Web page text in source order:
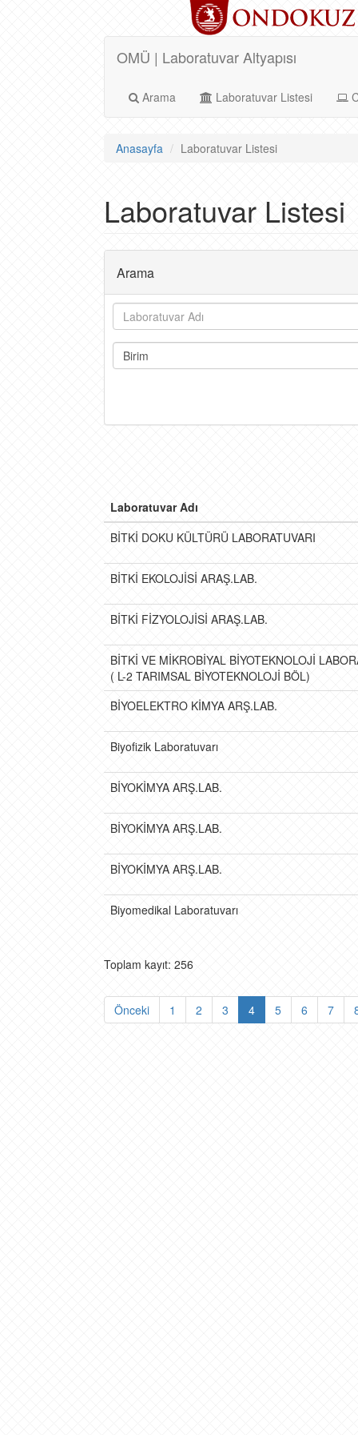
OMÜ | Laboratuvar Altyapısı
Arama Laboratuvar Listesi
Anasayfa Laboratuvar Listesi
Laboratuvar Listesi
Arama
Birim
Laboratuvar Adı
BİTKİ DOKU KÜLTÜRÜ LABORATUVARI
BİTKİ EKOLOJİSİ ARAŞ.LAB.
BİTKİ FİZYOLOJİSİ ARAŞ.LAB.
BİTKİ VE MİKROBİYAL BİYOTEKNOLOJİ
( L-2 TARIMSAL BİYOTEKNOLOJİ BÖL)
BİYOELEKTRO KİMYA ARŞ.LAB.
Biyofizik Laboratuvarı
BİYOKİMYA ARŞ.LAB.
BİYOKİMYA ARŞ.LAB.
BİYOKİMYA ARŞ.LAB.
Biyomedikal Laboratuvarı
Toplam kayıt: 256
Önceki 1 2 3 4 5 6 7